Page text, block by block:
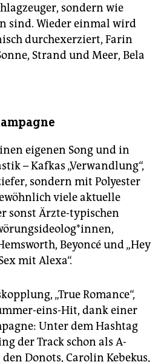
sondern wie
sind. Wieder einmal wird
durchexerziert, Farin
Strand und Meer, Bela
eigenen Song und in
– Kafkas „Verwandlung“,
sondern mit Polyester
viele aktuelle
sonst Ärzte-typischen
Beyoncé und „Hey
mit Alexa“.
„True Romance“,
eins-Hit, dank einer
Unter dem Hashtag
der Track schon als A-
Donots, Carolin Kebekus,